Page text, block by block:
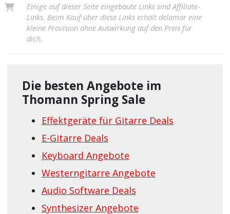
Einige auf dieser Seite eingebaute Links sind Affiliate-
Links. Beim Kauf über diese Links erhält delamar eine
kleine Provision ohne Auswirkung auf den Preis für
dich.
Die besten Angebote im
Thomann Spring Sale
Effektgeräte für Gitarre Deals
E-Gitarre Deals
Keyboard Angebote
Westerngitarre Angebote
Audio Software Deals
Synthesizer Angebote